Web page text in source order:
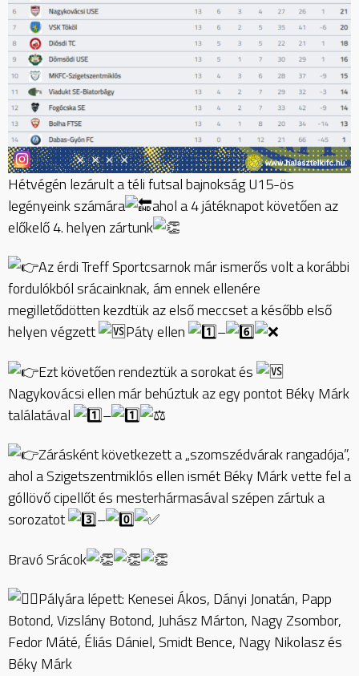
Hétvégén lezárult a téli futsal bajnokság U15-ös
legényeink számára
ahol a 4 játéknapot követően az
előkelő 4. helyen zártunk
Az érdi Treff Sportcsarnok már ismerős volt a korábbi
fordulókból srácainknak, ám ennek ellenére
megilletődötten kezdtük az első meccset a később első
helyen végzett
Páty ellen
–
Ezt követően rendeztük a sorokat és
Nagykovácsi ellen már behúztuk az egy pontot Béky Márk
találatával
–
Zárásként következett a „szomszédvárak rangadója”,
ahol a Szigetszentmiklós ellen ismét Béky Márk vette fel a
góllövő cipellőt és mesterhármasával szépen zártuk a
sorozatot
–
Bravó Srácok
Pályára lépett: Kenesei Ákos, Dányi Jonatán, Papp
Botond, Vizslány Botond, Juhász Márton, Nagy Zsombor,
Fedor Máté, Éliás Dániel, Smidt Bence, Nagy Nikolasz és
Béky Márk